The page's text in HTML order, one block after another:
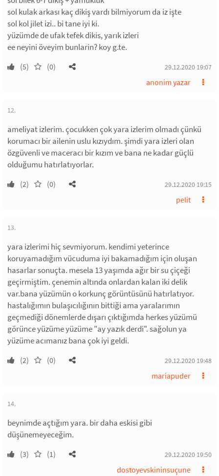
sol kulak arkası kaç dikiş vardı bilmiyorum da iz işte
sol kol jilet izi.. bi tane iyi ki.
yüzümde de ufak tefek dikis, yarık izleri
ee neyini öveyim bunlarin? koy g.te.
(5) (0) 29.12.2020 19:07
anonim yazar
12.
ameliyat izlerim. çocukken çok yara izlerim olmadı çünkü
korumacı bir ailenin uslu kızıydım. şimdi yara izleri olan
özgüvenli ve maceracı bir kızım ve bana ne kadar güçlü
olduğumu hatırlatıyorlar.
(2) (0) 29.12.2020 19:15
pelit
13.
yara izlerimi hiç sevmiyorum. kendimi yeterince
koruyamadığım vücuduma iyi bakamadığım için oluşan
hasarlar sonuçta. mesela 13 yaşımda ağır bir su çiçeği
geçirmiştim. çenemin altında onlardan kalan iki delik
var.bana yüzümün o korkunç görüntüsünü hatırlatıyor.
hastalığımın bulaşıcılığının bittiği ama yaralarımın
geçmediği dönemlerde dışarı çıktığımda herkes yüzümü
görünce yüzüme yüzüme "ay yazık derdi". sağolun ya
yüzüme acımanız bana çok iyi geldi.
(2) (0) 29.12.2020 19:48
mariapuder
14.
beynimde açtığım yara. bir daha eskisi gibi
düşünemeyeceğim.
(3) (1) 29.12.2020 19:50
dostoyevskininsuçune